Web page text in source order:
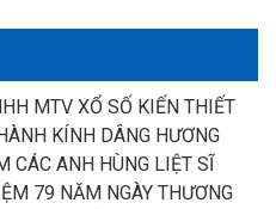
MTV XỔ SỐ KIẾN THIẾT
KÍNH DÂNG HƯƠNG
CÁC ANH HÙNG LIỆT SĨ
79 NĂM NGÀY THƯƠNG